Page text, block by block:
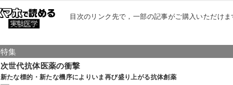
目次のリンク先で，一部の記事がご購入いただけ
特集
次世代抗体医薬の衝撃
新たな標的・新たな機序によりいま再び盛り上がる抗体創薬